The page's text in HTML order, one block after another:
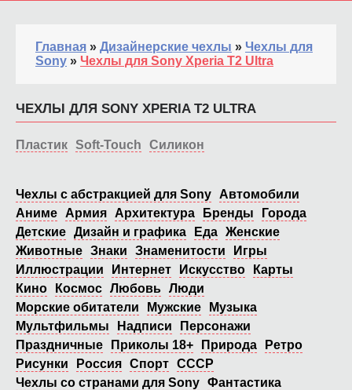
Главная » Дизайнерские чехлы » Чехлы для
Sony » Чехлы для Sony Xperia T2 Ultra
ЧЕХЛЫ ДЛЯ SONY XPERIA T2 ULTRA
Пластик Soft-Touch Силикон
Чехлы с абстракцией для Sony
Автомобили
Аниме
Армия Архитектура Бренды
Города
Детские Дизайн и графика Еда Женские
Животные Знаки Знаменитости
Игры
Иллюстрации
Интернет Искусство
Карты
Кино
Космос Любовь Люди
Морские обитатели
Мужские
Музыка
Мультфильмы
Надписи
Персонажи
Праздничные
Приколы 18+ Природа
Ретро
Рисунки
Россия Спорт СССР
Чехлы со странами для Sony Фантастика